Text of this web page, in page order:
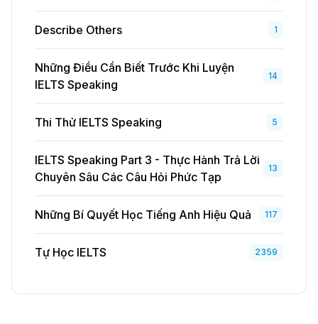
Describe Others 1
Những Điều Cần Biết Trước Khi Luyện
IELTS Speaking
14
Thi Thử IELTS Speaking 5
IELTS Speaking Part 3 - Thực Hành Trả Lời
Chuyên Sâu Các Câu Hỏi Phức Tạp
13
Những Bí Quyết Học Tiếng Anh Hiệu Quả 117
Tự Học IELTS 2359